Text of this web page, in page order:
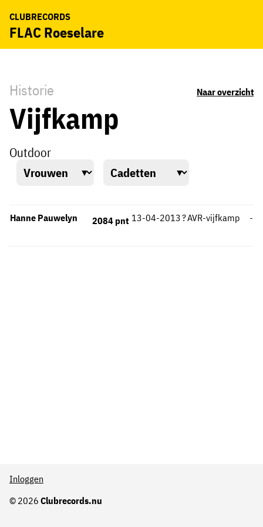
CLUBRECORDS
FLAC Roeselare
Historie Naar overzicht
Vijfkamp
Outdoor
Hanne Pauwelyn ?AVR-vijfkamp
2084 pnt -
13-04-2013
© 2026 Clubrecords.nu
Inloggen